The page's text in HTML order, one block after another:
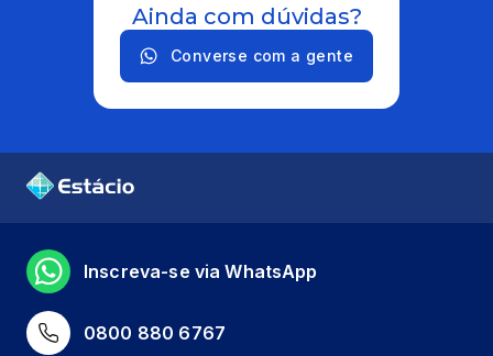
Ainda com dúvidas?
Converse com a gente
0800 880 6767
Inscreva-se via WhatsApp